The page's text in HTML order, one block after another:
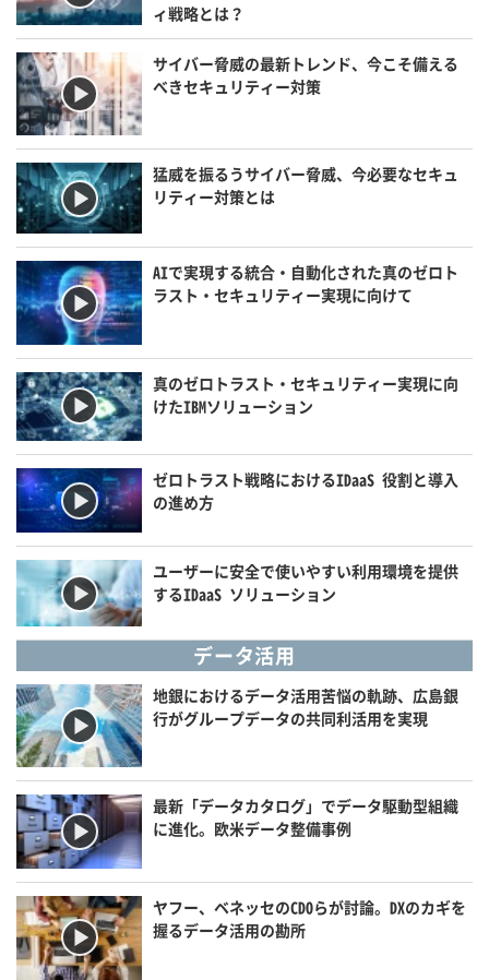
ィ戦略とは？
サイバー脅威の最新トレンド、今こそ備える
べきセキュリティー対策
猛威を振るうサイバー脅威、今必要なセキュ
リティー対策とは
AIで実現する統合・自動化された真のゼロト
ラスト・セキュリティー実現に向けて
真のゼロトラスト・セキュリティー実現に向
けたIBMソリューション
ゼロトラスト戦略におけるIDaaS 役割と導入
の進め方
ユーザーに安全で使いやすい利用環境を提供
するIDaaS ソリューション
データ活用
地銀におけるデータ活用苦悩の軌跡、広島銀
行がグループデータの共同利活用を実現
最新「データカタログ」でデータ駆動型組織
に進化。欧米データ整備事例
ヤフー、ベネッセのCDOらが討論。DXのカギを
握るデータ活用の勘所